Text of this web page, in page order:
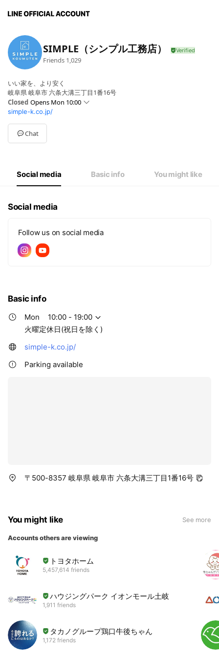
SIMPLE（シンプル工務店）
Friends 1,029
いい家を、より安く
岐阜県 岐阜市 六条大溝三丁目1番16号
Closed Opens Mon 10:00
Sun10:00 - 19:00
Mon10:00 - 19:00
TueClosed
Wed10:00 - 19:00
10:00 - 19:00
火曜定休日(祝日を除く)
simple-k.co.jp/
Chat
Social media Basic info You might like
Social media
Follow us on social media
Basic info
Mon
10:00 - 19:00
火曜定休日(祝日を除く)
simple-k.co.jp/
Parking available
〒500-8357 岐阜県 岐阜市 六条大溝三丁目1番16号
You might like See more
Accounts others are viewing
トヨタホーム
5,457,614 friends
ハウジングパーク イオンモール土岐
1,911 friends
タカノグループ鶏口牛後ちゃん
1,172 friends